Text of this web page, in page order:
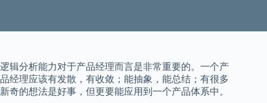
逻辑分析能力对于产品经理而言是非常重要的。一个产
品经理应该有发散，有收敛；能抽象，能总结；有很多
新奇的想法是好事，但更要能应用到一个产品体系中。